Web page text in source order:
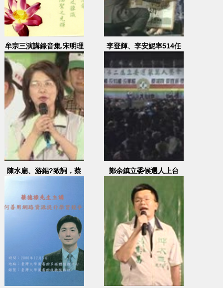
牟宗三演講錄音集.宋明理
學 1-4
李登輝、李安妮率514任
陳水扁、游錫?致詞，蔡
振南演唱
鄭余鎮立委候選人上台